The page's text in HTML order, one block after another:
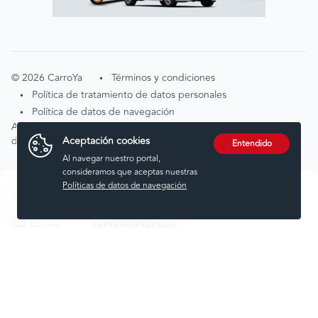
©2026 CarroYa • Términos y condiciones
• Política de tratamiento de datos personales
•
Política de datos de navegación
Atención de solicitudes por tratamiento de
datostratamientodedatos@carroya.com
Aceptación cookies
Al navegar nuestro portal,
consideramos que aceptas nuestras
Políticas de datos de navegación
Entendido